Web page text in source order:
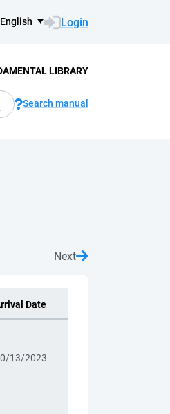
English Login
LIBRARY
Search manual
Next
Date
13/2023